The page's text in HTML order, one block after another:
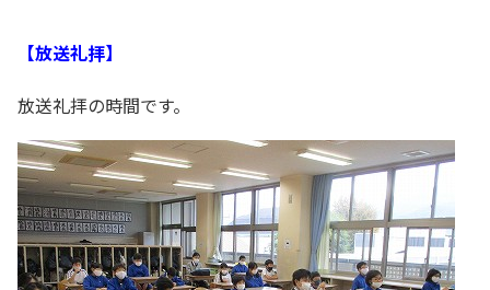
【放送礼拝】
放送礼拝の時間です。